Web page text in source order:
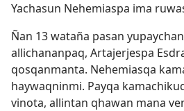
Yachasun Nehemiaspa ima
Ñan 13 wataña pasan
allichananpaq, Artajerjespa
qosqanmanta. Nehemiasqa
haywaqninmi. Payqa
vinota, allintan qhawan mana